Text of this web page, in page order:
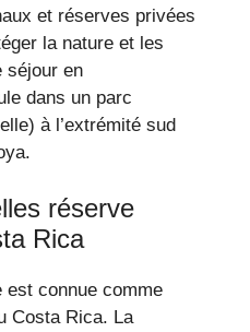
et réserves privées
la nature et les
séjour en
dans un parc
à l’extrémité sud
réserve
Rica
est connue comme
Costa Rica. La